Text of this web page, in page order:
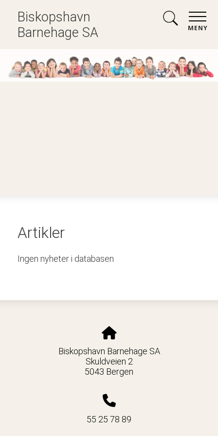
Biskopshavn
Barnehage SA
MENY
Artikler
Ingen nyheter i databasen
Biskopshavn Barnehage SA
Skuldveien 2
5043 Bergen
55 25 78 89